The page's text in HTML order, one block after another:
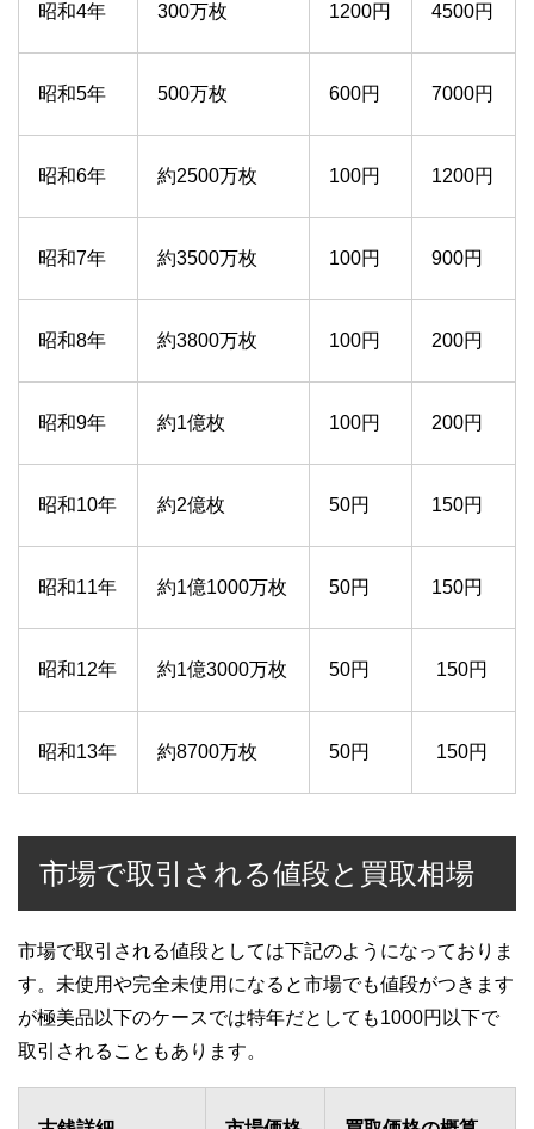
昭和4年 300万枚 1200円 4500円
昭和5年 500万枚 600円 7000円
昭和6年 約2500万枚 100円 1200円
昭和7年 約3500万枚 100円 900円
昭和8年 約3800万枚 100円 200円
昭和9年 約1億枚 100円 200円
昭和10年 約2億枚 50円 150円
昭和11年 約1億1000万枚 50円 150円
昭和12年 約1億3000万枚 50円 150円
昭和13年 約8700万枚 50円 150円
市場で取引される値段と買取相場
市場で取引される値段としては下記のようになっておりま
す。未使用や完全未使用になると市場でも値段がつきます
が極美品以下のケースでは特年だとしても1000円以下で
取引されることもあります。